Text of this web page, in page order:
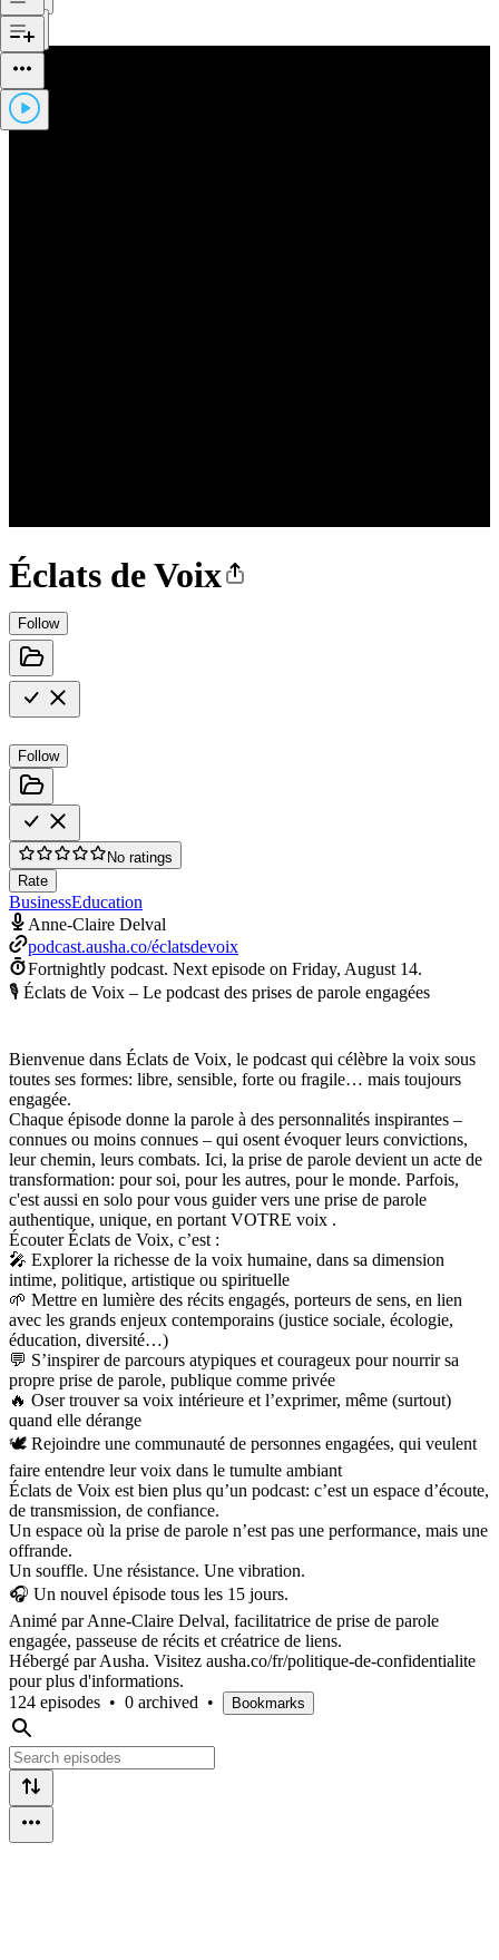
Éclats de Voix
Follow
Follow
No ratings
Rate
BusinessEducation
Anne-Claire Delval
podcast.ausha.co/éclatsdevoix
Fortnightly podcast. Next episode on Friday, August 14.
🎙️ Éclats de Voix – Le podcast des prises de parole engagées
Bienvenue dans Éclats de Voix, le podcast qui célèbre la voix sous
toutes ses formes: libre, sensible, forte ou fragile… mais toujours
engagée.
Chaque épisode donne la parole à des personnalités inspirantes –
connues ou moins connues – qui osent évoquer leurs convictions,
leur chemin, leurs combats. Ici, la prise de parole devient un acte de
transformation: pour soi, pour les autres, pour le monde. Parfois,
c'est aussi en solo pour vous guider vers une prise de parole
authentique, unique, en portant VOTRE voix .
Écouter Éclats de Voix, c’est :
🎤 Explorer la richesse de la voix humaine, dans sa dimension
intime, politique, artistique ou spirituelle
🌱 Mettre en lumière des récits engagés, porteurs de sens, en lien
avec les grands enjeux contemporains (justice sociale, écologie,
éducation, diversité…)
💬 S’inspirer de parcours atypiques et courageux pour nourrir sa
propre prise de parole, publique comme privée
🔥 Oser trouver sa voix intérieure et l’exprimer, même (surtout)
quand elle dérange
🕊️ Rejoindre une communauté de personnes engagées, qui veulent
faire entendre leur voix dans le tumulte ambiant
Éclats de Voix est bien plus qu’un podcast: c’est un espace d’écoute,
de transmission, de confiance.
Un espace où la prise de parole n’est pas une performance, mais une
offrande.
Un souffle. Une résistance. Une vibration.
🎧 Un nouvel épisode tous les 15 jours.
Animé par Anne-Claire Delval, facilitatrice de prise de parole
engagée, passeuse de récits et créatrice de liens.
Hébergé par Ausha. Visitez ausha.co/fr/politique-de-confidentialite
pour plus d'informations.
124 episodes • 0 archived • Bookmarks